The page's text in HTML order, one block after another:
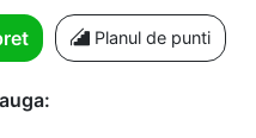
Planul de punti